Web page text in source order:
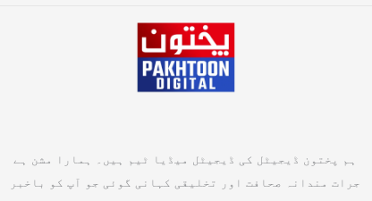
ہم پختون ڈیجیٹل کی ڈیجیٹل میڈیا ٹیم ہیں۔ ہمارا مشن ہے
جرات مندانہ صحافت اور تخلیقی کہانی گوئی جو آپ کو باخبر